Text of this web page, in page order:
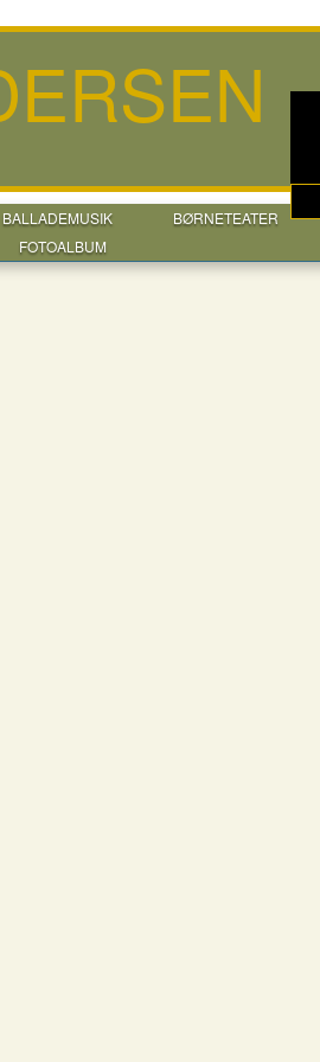
BALLADEMUSIK BØRNETEATER
FOTOALBUM